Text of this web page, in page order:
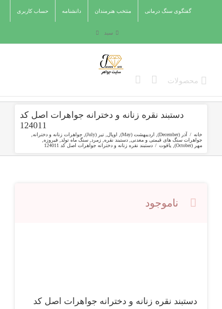
گفتگوی سنگ درمانی منتخب هنرمندان دانشنامه حساب کاربری
سبد
دستبند نقره زنانه و دخترانه جواهرات اصل کد
124011
خانه / آذر (December) اردیبهشت (May) اوپال تیر (July) جواهرات زنانه و دخترانه
جواهرات سنگ های قیمتی و معدنی دستبند نقره زمرد سنگ ماه تولد فیروزه
مهر (October)
یاقوت / دستبند نقره زنانه و دخترانه جواهرات اصل کد 124011
ناموجود
دستبند نقره زنانه و دخترانه جواهرات اصل کد